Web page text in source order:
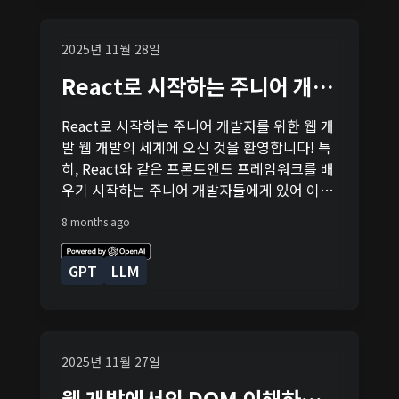
되고 사용자가 버튼을 클릭하여 카운트를 변경
할 수 있습니다. 마무리 React.js를 사용하여
동적 웹페이지를 만드는 기본적인 방법을 알아
보았습니다. React는 컴포넌트 기반으로 동작
하며, 상태 관리를 통해 웹 애플리케이션에 동
적인 기능을 쉽게 추가할 수 있습니다. 이제 여
러분도 React를 사용하여 다양한 프로젝트를
시작할 수 있습니다. Happy coding!
Jamstack: 정적 사이트 생성기와 함께 사용되
시간과 더 나은 보안을 제공합니다. -
을 줄이고, 클라우드 리소스 사용을 최적화하여
비용을 절감하는 방법입니다. - Progressive
Web Apps (PWAs): 사용자에게 네이티브 앱과
유사한 경험을 제공하는 웹 앱입니다. 오프라인
에서도 작동할 수 있습니다. 이러한 트렌드를
이해하고 적용하는 것은 웹 개발자로서 당신의
기술을 향상시키는 데 큰 도움이 될 것입니다.
주목할 만한 웹 개발 컨퍼런스 웹 개발에 관심
론트엔드 기술, 프레임워크, 그리고 베스트 프
랙티스를 공유합니다. - React Conf: React 개
2025년 11월 28일
React로 시작하는 주니어 개발
자를 위한 웹 개발
React로 시작하는 주니어 개발자를 위한 웹 개
발 웹 개발의 세계에 오신 것을 환영합니다! 특
히, React와 같은 프론트엔드 프레임워크를 배
우기 시작하는 주니어 개발자들에게 있어 이는
리케이션을 구축하기 위한 강력하고 유연한 도
구입니다. 여기서는 React의 기초를 소개하고,
간단한 예제를 통해 이를 실습해 보겠습니다.
트 기반 아키텍처를 사용합니다. 이는 웹 애플
8 months ago
GPT LLM
2025년 11월 27일